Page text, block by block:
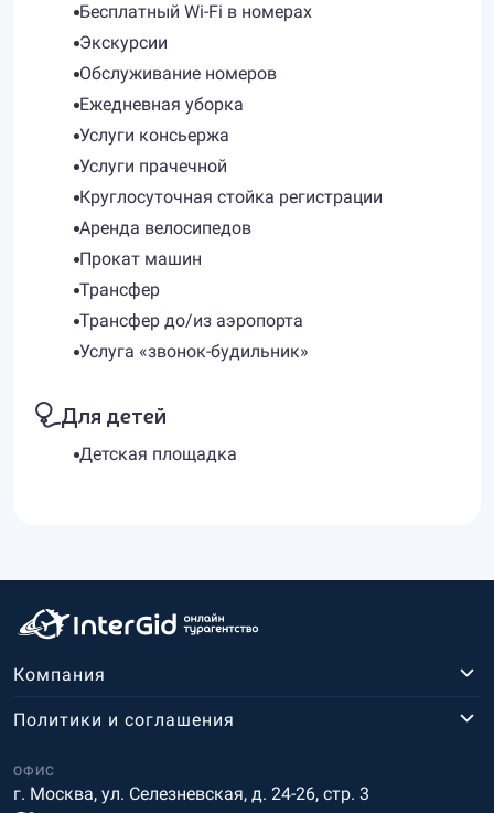
Бесплатный Wi-Fi в номерах
Экскурсии
Обслуживание номеров
Ежедневная уборка
Услуги консьержа
Услуги прачечной
Круглосуточная стойка регистрации
Аренда велосипедов
Прокат машин
Трансфер
Трансфер до/из аэропорта
Услуга «звонок-будильник»
Для детей
Детская площадка
Компания
ОФИС
г. Москва, ул. Селезневская, д. 24-26, стр. 3
Политики и соглашения